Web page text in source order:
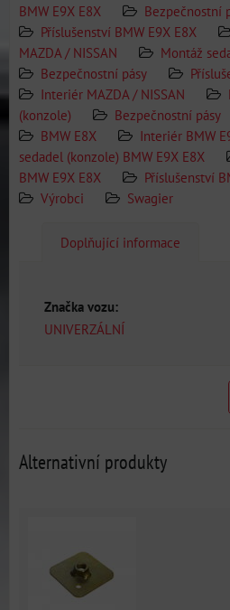
BMW E9X E8X
Bezpečnostní
Příslušenství BMW E9X E8X
MAZDA / NISSAN
Montáž
Bezpečnostní pásy
Interiér MAZDA / NISSAN
(konzole)
Bezpečnostní pásy
BMW E8X
Interiér BMW
sedadel (konzole) BMW E9X E8X
BMW E9X E8X
Příslušenství
Výrobci
Swagier
Doplňující informace
Značka vozu:
UNIVERZÁLNÍ
Alternativní produkty